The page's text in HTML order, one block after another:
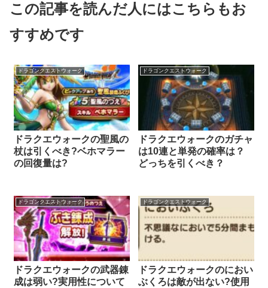
この記事を読んだ人にはこちらもお
すすめです
ドラゴンクエストウォーク
ドラクエウォークの聖風の
杖は引くべき?ベホマラー
の回復量は?
ドラゴンクエストウォーク
ドラクエウォークのガチャ
は10連と単発の確率は？
どっちを引くべき？
ドラゴンクエストウォーク
ドラクエウォークの武器錬
成は弱い?実用性について
ドラゴンクエストウォーク
ドラクエウォークのにおい
ぶくろは敵が出ない?使用